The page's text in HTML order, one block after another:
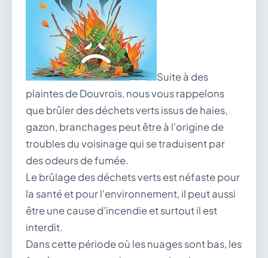
Contacter la mairie
Le guichet des associations
publier une annonce
Suite à des
plaintes de Douvrois, nous vous rappelons
que brûler des déchets verts issus de haies,
gazon, branchages peut être à l'origine de
troubles du voisinage qui se traduisent par
des odeurs de fumée.
Le brûlage des déchets verts est néfaste pour
la santé et pour l'environnement, il peut aussi
être une cause d'incendie et surtout il est
interdit.
Dans cette période où les nuages sont bas, les